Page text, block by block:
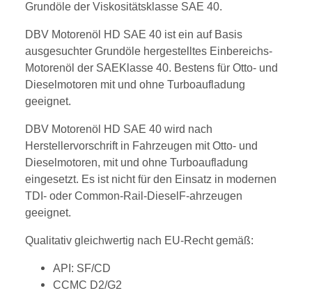
Grundöle der Viskositätsklasse SAE 40.
DBV Motorenöl HD SAE 40 ist ein auf Basis
ausgesuchter Grundöle hergestelltes Einbereichs-
Motorenöl der SAEKlasse 40. Bestens für Otto- und
Dieselmotoren mit und ohne Turboaufladung
geeignet.
DBV Motorenöl HD SAE 40 wird nach
Herstellervorschrift in Fahrzeugen mit Otto- und
Dieselmotoren, mit und ohne Turboaufladung
eingesetzt. Es ist nicht für den Einsatz in modernen
TDI- oder Common-Rail-DieselF-ahrzeugen
geeignet.
Qualitativ gleichwertig nach EU-Recht gemäß:
API: SF/CD
CCMC D2/G2